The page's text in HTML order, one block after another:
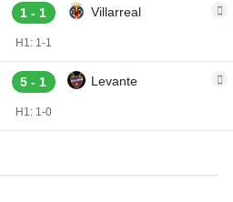
1 - 1 Villarreal
H1: 1-1
5 - 1 Levante
H1: 1-0